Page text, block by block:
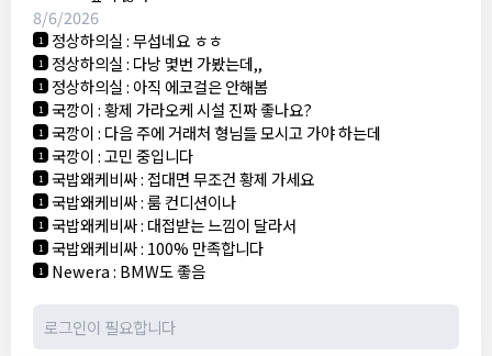
8/6/2026
1 정상하의실:무섭네요 ㅎㅎ
1 정상하의실: 다낭 몇번 가봤는데,,
1 정상하의실: 아직 에코걸은 안해봄
1 국깡이:황제 가라오케 시설 진짜 좋나요?
1 국깡이: 다음 주에 거래처 형님들 모시고 가야 하는데
1 국깡이:고민 중입니다
1 국밥왜케비싸: 접대면 무조건 황제 가세요
1 국밥왜케비싸:룸 컨디션이나
1 국밥왜케비싸: 대접받는 느낌이 달라서
1 국밥왜케비싸: 100% 만족합니다
1 Newera: BMW도 좋음